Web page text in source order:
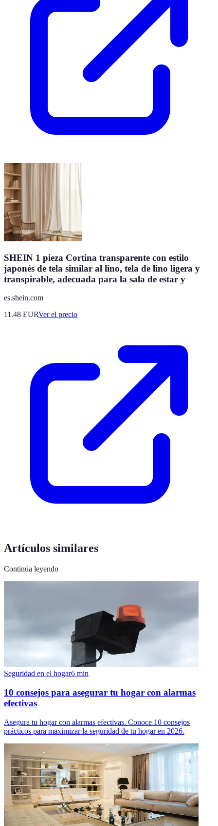
SHEIN 1 pieza Cortina transparente con estilo
japonés de tela similar al lino, tela de lino ligera y
transpirable, adecuada para la sala de estar y
es.shein.com
11.48 EURVer el precio
Artículos similares
Continúa leyendo
Seguridad en el hogar6 min
10 consejos para asegurar tu hogar con alarmas
efectivas
Asegura tu hogar con alarmas efectivas. Conoce 10 consejos
prácticos para maximizar la seguridad de tu hogar en 2026.